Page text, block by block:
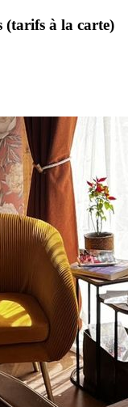
(tarifs à la carte)